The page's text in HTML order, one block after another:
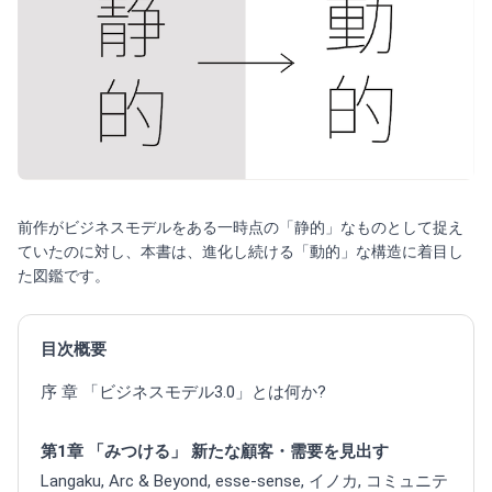
前作がビジネスモデルをある一時点の「静的」なものとして捉え
ていたのに対し、本書は、進化し続ける「動的」な構造に着目し
た図鑑です。
目次概要
序 章 「ビジネスモデル3.0」とは何か?
第1章 「みつける」 新たな顧客・需要を見出す
Langaku, Arc & Beyond, esse-sense, イノカ, コミュニテ